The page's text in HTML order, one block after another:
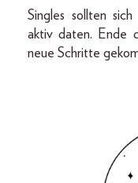
Singles sollten
aktiv daten. Ende
neue Schritte